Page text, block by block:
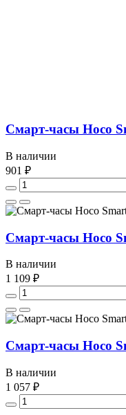
Смарт-часы Hoco
В наличии
901 ₽
Смарт-часы Hoco
В наличии
1 109 ₽
Смарт-часы Hoco
В наличии
1 057 ₽